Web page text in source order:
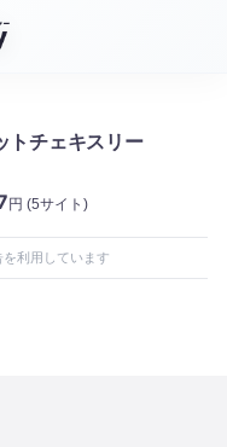
トチェキスリー
円 (5サイト)
利用しています